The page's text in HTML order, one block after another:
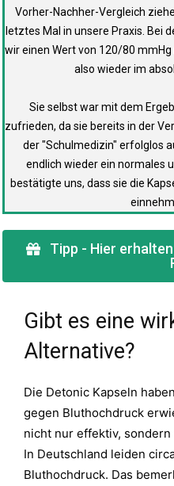
Vorher-Nachher-Vergleich
letztes Mal in unsere Praxis. Bei
wir einen Wert von 120/80
also wieder im
Sie selbst war mit dem
zufrieden, da sie bereits in der
der "Schulmedizin" erfolglos
endlich wieder ein normales
bestätigte uns, dass sie die
Tipp - Hier
Gibt es eine
Alternative?
Die Detonic Kapseln
gegen Bluthochdruck
nicht nur effektiv,
In Deutschland leiden
Bluthochdruck. Das